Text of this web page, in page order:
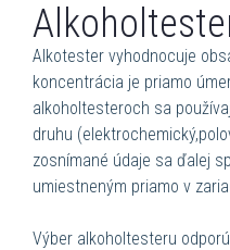
Alkotester vyhodnocuje
koncentrácia je priamo
alkoholtesteroch sa
druhu
zosnímané údaje sa ďalej
umiestneným priamo v
Výber alkoholtesteru